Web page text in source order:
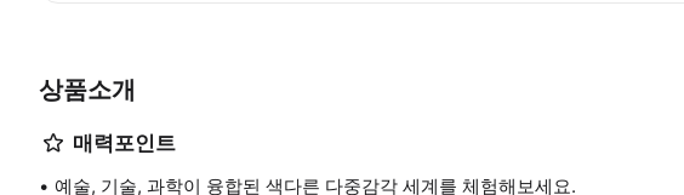
상품소개
매력포인트
예술, 기술, 과학이 융합된 색다른 다중감각 세계를 체험해보세요.